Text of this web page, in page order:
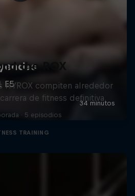
the ROX
HYROX compiten alrededor
de fitness definitiva.
· 5 episodios
TRAINING